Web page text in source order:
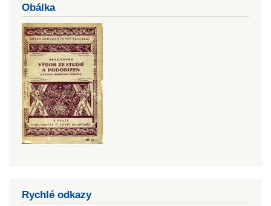
Obálka
Rychlé odkazy